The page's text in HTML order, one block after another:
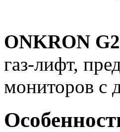
ONKRON
газ-лифт,
мониторов с